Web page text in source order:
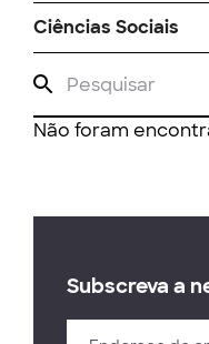
Ciências Sociais
Não foram
Subscreva a